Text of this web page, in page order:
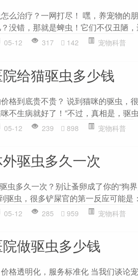
么治疗？一网打尽！ 嘿，养宠物的
没错，那就是蜱虫！它们不仅丑陋
05-12 317 142 宠物科普
给猫驱虫多少钱
格到底贵不贵？ 说到猫咪的驱虫，
不生病就好了！”不过，真相是，驱
05-12 239 898 宠物科普
驱虫多久一次
虫多久一次？别让蚤卵成了你的“狗
驱虫，很多铲屎官的第一反应可能是
05-12 285 959 宠物科普
做驱虫多少钱
格透明化，服务标准化 当我们谈论